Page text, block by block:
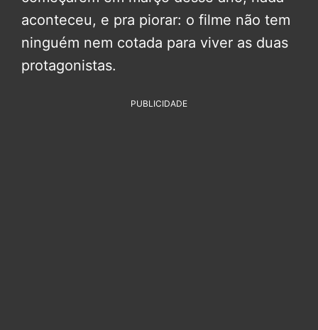
aconteceu, e pra piorar: o filme não tem
ninguém nem cotada para viver as duas
protagonistas.
PUBLICIDADE